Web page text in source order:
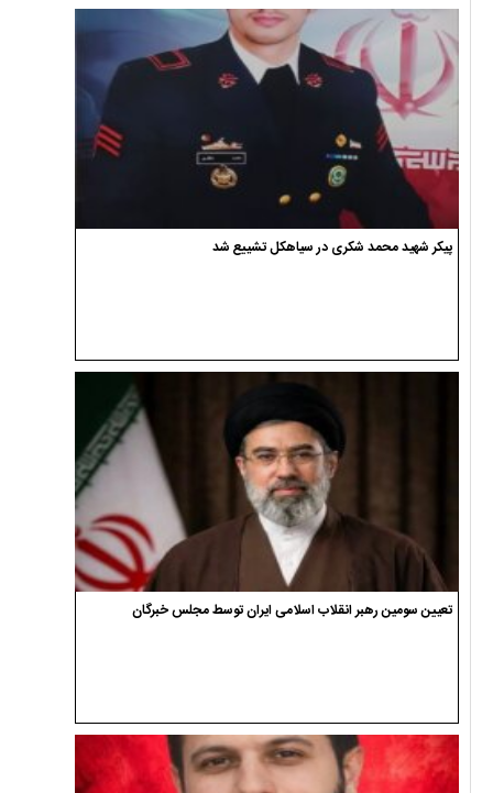
پیکر شهید محمد شکری در سیاهکل تشییع شد
تعیین سومین رهبر انقلاب اسلامی ایران توسط مجلس خبرگان